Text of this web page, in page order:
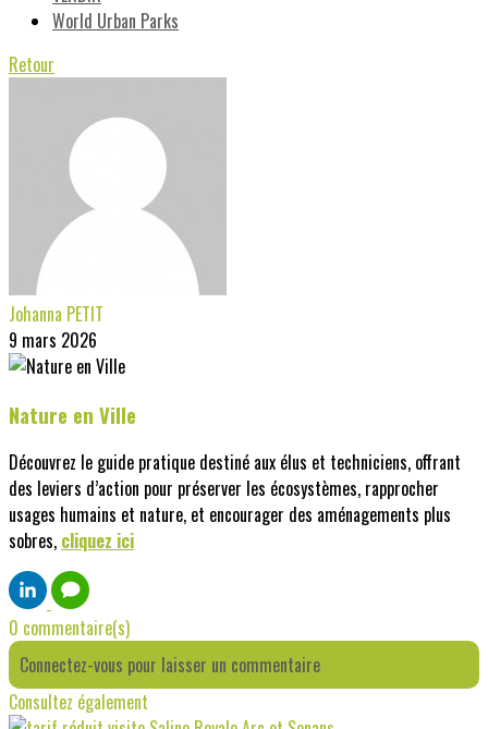
World Urban Parks
Retour
Johanna PETIT
9 mars 2026
Nature en Ville
Découvrez le guide pratique destiné aux élus et techniciens, offrant
des leviers d’action pour préserver les écosystèmes, rapprocher
usages humains et nature, et encourager des aménagements plus
sobres, cliquez ici
0 commentaire(s)
Connectez-vous pour laisser un commentaire
Consultez également